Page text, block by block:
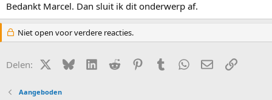
Bedankt Marcel. Dan sluit ik dit onderwerp af.
Niet open voor verdere reacties.
Delen: X (Twitter)
BlueskyLinkedIn
Reddit PinterestTumblr WhatsApp
E-mailLink
Aangeboden